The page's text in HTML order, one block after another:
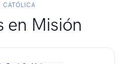
CATÓLICA
en Misión